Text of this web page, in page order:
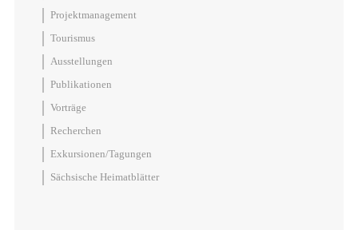
Projektmanagement
Tourismus
Ausstellungen
Publikationen
Vorträge
Recherchen
Exkursionen/Tagungen
Sächsische Heimatblätter